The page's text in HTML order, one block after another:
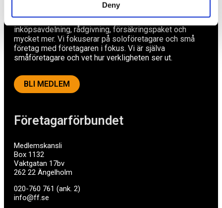
Deny
Företagarförbundet
Medlemskansli
Box 1132
Vaktgatan 17bv
262 22 Ängelholm
020-760 761 (ank. 2)
info@ff.se
Ett medlemskap späckat med småföretagaranpassade
medlemstjänster och förmåner. Din egen
inköpsavdelning, rådgivning, försäkringspaket och
mycket mer. Vi fokuserar på soloföretagare och små
företag med företagaren i fokus. Vi är själva
småföretagare och vet hur verkligheten ser ut.
BLI MEDLEM